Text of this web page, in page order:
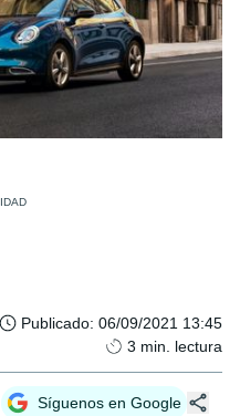
Publicado: 06/09/2021 13:45
3 min. lectura
Síguenos en Google